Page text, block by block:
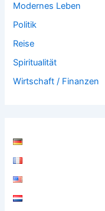
Modernes Leben
Politik
Reise
Spiritualität
Wirtschaft / Finanzen